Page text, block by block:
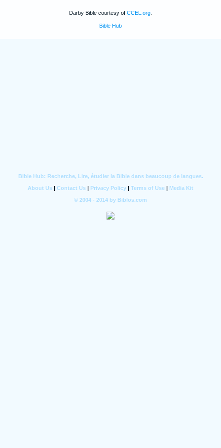
Darby Bible courtesy of CCEL.org
Bible Hub